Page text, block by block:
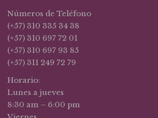
Números de Teléfono
(+57) 310 335 34 38
(+57) 310 697 72 01
(+57) 310 697 93 85
(+57) 311 249 72 79
Horario:
Lunes a jueves
8:30 am – 6:00 pm